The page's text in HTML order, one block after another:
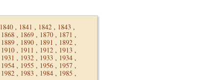
1840 , 1841 , 1842 , 1843 ,
1868 , 1869 , 1870 , 1871 ,
1889 , 1890 , 1891 , 1892 ,
1910 , 1911 , 1912 , 1913 ,
1931 , 1932 , 1933 , 1934 ,
1954 , 1955 , 1956 , 1957 ,
1982 , 1983 , 1984 , 1985 ,